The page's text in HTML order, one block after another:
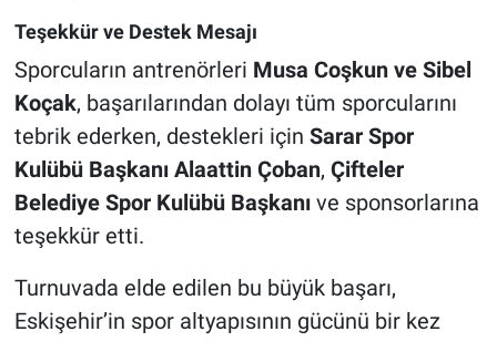
Teşekkür ve Destek Mesajı
Sporcuların antrenörleri Musa Coşkun ve Sibel
Koçak, başarılarından dolayı tüm sporcularını
tebrik ederken, destekleri için Sarar Spor
Kulübü Başkanı Alaattin Çoban, Çifteler
Belediye Spor Kulübü Başkanıve sponsorlarına
teşekkür etti.
Turnuvada elde edilen bu büyük başarı,
Eskişehir’in spor altyapısının gücünü bir kez